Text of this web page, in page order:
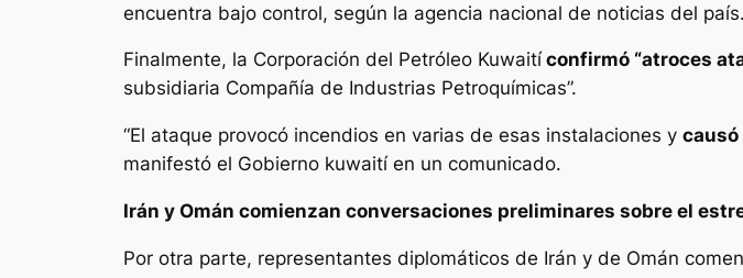
encuentra bajo control, según la agencia nacional de noticias del país.
Finalmente, la Corporación del Petróleo Kuwaití confirmó “atroces
subsidiaria Compañía de Industrias Petroquímicas”.
“El ataque provocó incendios en varias de esas instalaciones y causó
manifestó el Gobierno kuwaití en un comunicado.
Irán y Omán comienzan conversaciones preliminares sobre el
Por otra parte, representantes diplomáticos de Irán y de Omán